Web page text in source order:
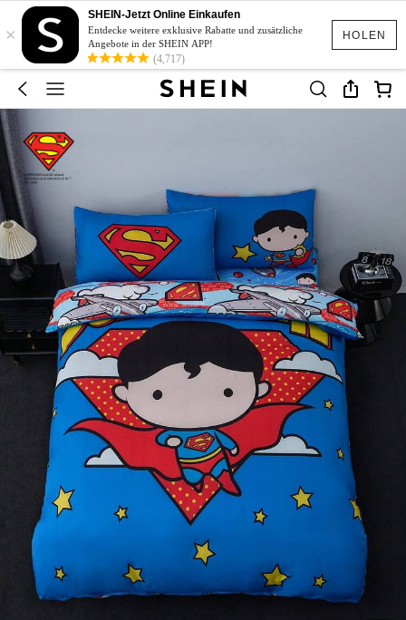
HOLEN
×
SHEIN-Jetzt Online Einkaufen
Entdecke weitere exklusive Rabatte und zusätzliche
Angebote in der SHEIN APP!
(4,717)